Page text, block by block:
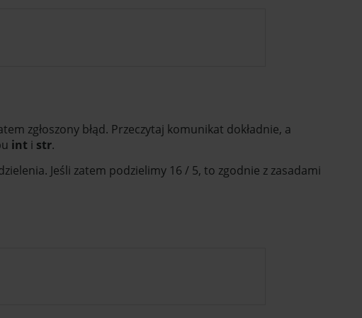
zgłoszony błąd. Przeczytaj komunikat dokładnie, a
int i str.
Jeśli zatem podzielimy 16 / 5, to zgodnie z zasadami